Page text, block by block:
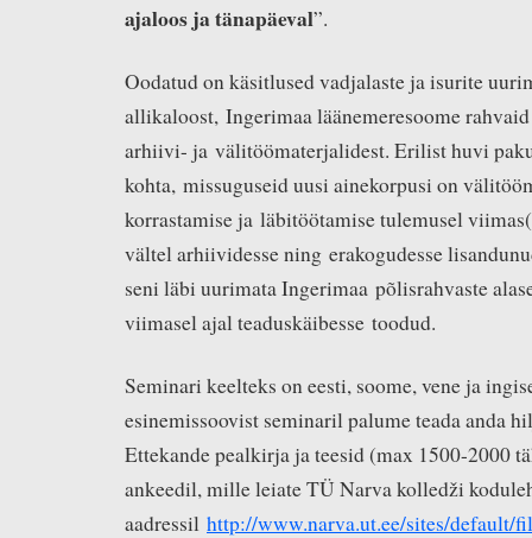
ajaloos ja tänapäeval”.
Oodatud on käsitlused vadjalaste ja isurite
allikaloost, Ingerimaa läänemeresoome
arhiivi- ja välitöömaterjalidest. Erilist huvi
kohta, missuguseid uusi ainekorpusi on
korrastamise ja läbitöötamise tulemusel
vältel arhiividesse ning erakogudesse
seni läbi uurimata Ingerimaa põlisrahvaste
viimasel ajal teaduskäibesse toodud.
Seminari keelteks on eesti, soome, vene ja
esinemissoovist seminaril palume teada anda
Ettekande pealkirja ja teesid (max 1500-2000
ankeedil, mille leiate TÜ Narva kolledži
aadressil http://www.narva.ut.ee/sites/default/